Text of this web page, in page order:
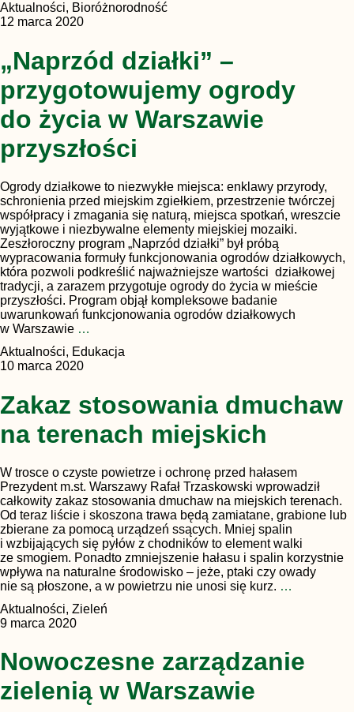
Aktualności, Bioróżnorodność
12 marca 2020
„Naprzód działki” –
przygotowujemy ogrody
do życia w Warszawie
przyszłości
Ogrody działkowe to niezwykłe miejsca: enklawy przyrody,
schronienia przed miejskim zgiełkiem, przestrzenie twórczej
współpracy i zmagania się naturą, miejsca spotkań, wreszcie
wyjątkowe i niezbywalne elementy miejskiej mozaiki.
Zeszłoroczny program „Naprzód działki” był próbą
wypracowania formuły funkcjonowania ogrodów działkowych,
która pozwoli podkreślić najważniejsze wartości działkowej
tradycji, a zarazem przygotuje ogrody do życia w mieście
przyszłości. Program objął kompleksowe badanie
uwarunkowań funkcjonowania ogrodów działkowych
w Warszawie …
Aktualności, Edukacja
10 marca 2020
Zakaz stosowania dmuchaw
na terenach miejskich
W trosce o czyste powietrze i ochronę przed hałasem
Prezydent m.st. Warszawy Rafał Trzaskowski wprowadził
całkowity zakaz stosowania dmuchaw na miejskich terenach.
Od teraz liście i skoszona trawa będą zamiatane, grabione lub
zbierane za pomocą urządzeń ssących. Mniej spalin
i wzbijających się pyłów z chodników to element walki
ze smogiem. Ponadto zmniejszenie hałasu i spalin korzystnie
wpływa na naturalne środowisko – jeże, ptaki czy owady
nie są płoszone, a w powietrzu nie unosi się kurz. …
Aktualności, Zieleń
9 marca 2020
Nowoczesne zarządzanie
zielenią w Warszawie